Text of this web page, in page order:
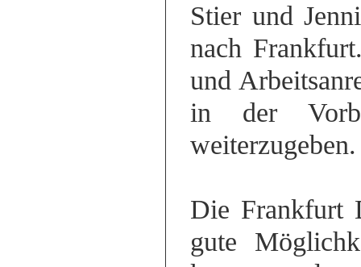
Stier und
nach
und
in der
weiterzugeben.
Die Frankfurt
gute